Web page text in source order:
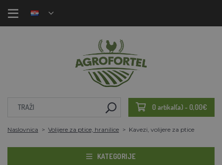
0 artikal(a) - 0,00€
Naslovnica Volijere za ptice, hranilice Kavezi, volijere za ptice
KATEGORIJE